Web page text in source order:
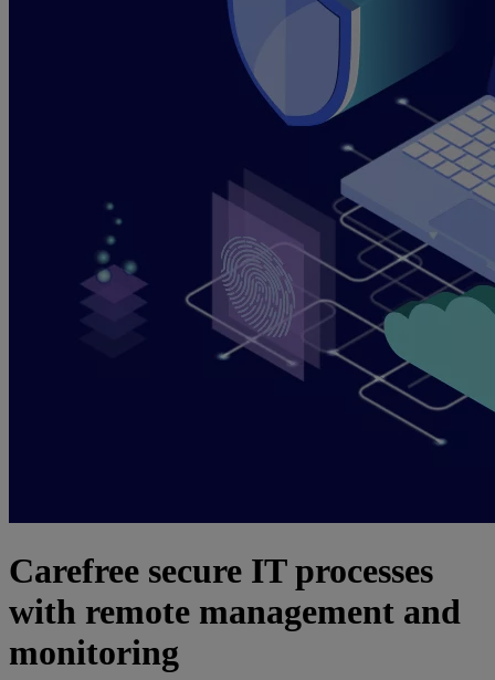
Carefree secure IT processes
with remote management and
monitoring